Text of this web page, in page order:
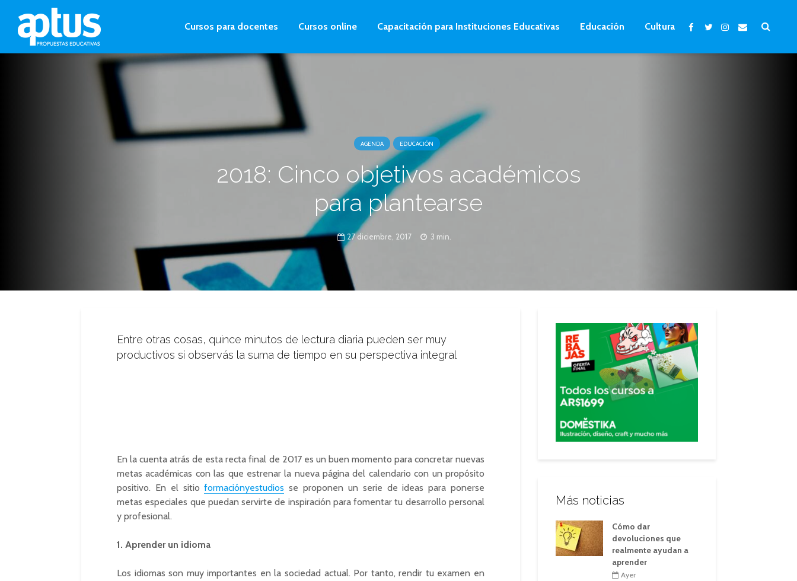
Cursos para docentes Cursos online Capacitación para Instituciones Educativas Educación Cultura
AGENDA EDUCACIÓN
2018: Cinco objetivos académicos
para plantearse
27 diciembre, 2017 3 min.
Entre otras cosas, quince minutos de lectura diaria pueden ser muy
productivos si observás la suma de tiempo en su perspectiva integral
En la cuenta atrás de esta recta final de 2017 es un buen momento para concretar nuevas
metas académicas con las que estrenar la nueva página del calendario con un propósito
positivo. En el sitioformaciónyestudios se proponen un serie de ideas para ponerse
metas especiales que puedan servirte de inspiración para fomentar tu desarrollo personal
y profesional.
1. Aprender un idioma
Los idiomas son muy importantes en la sociedad actual. Por tanto, rendir tu examen en
Más noticias
Cómo dar
devoluciones que
realmente ayudan a
aprender
Ayer